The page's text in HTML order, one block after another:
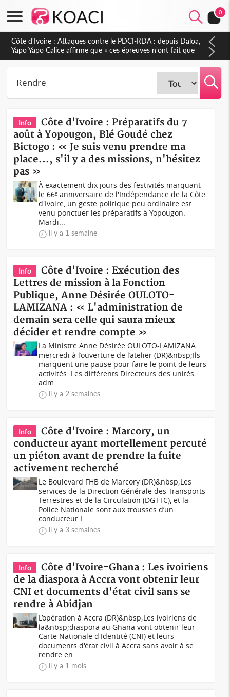
0
Côte d'Ivoire : Le Colonel-Major Fofié Kouakou est décédé,
l'armée perd une figure de la 2e Région militaire
Info
Côte d'Ivoire : Préparatifs du 7
août à Yopougon, Blé Goudé chez
Bictogo : « Je suis venu prendre ma
place..., s'il y a des missions, n'hésitez
pas »
À exactement dix jours des festivités marquant
le 66ᵉ anniversaire de l'Indépendance de la Côte
d'Ivoire, un geste politique peu ordinaire est
venu ponctuer les préparatifs à Yopougon.
Mardi...
il y a 1 semaine
Info
Côte d'Ivoire : Exécution des
Lettres de mission à la Fonction
Publique, Anne Désirée OULOTO-
LAMIZANA : « L'administration de
demain sera celle qui saura mieux
décider et rendre compte »
La Ministre Anne Désirée OULOTO-LAMIZANA
mercredi à l’ouverture de l’atelier (DR)&nbsp;Ils
marquent une pause pour faire le point de leurs
activités. Les différents Directeurs des unités
adm...
il y a 2 semaines
Info
Côte d'Ivoire : Marcory, un
conducteur ayant mortellement percuté
un piéton avant de prendre la fuite
activement recherché
Le Boulevard FHB de Marcory (DR)&nbsp;Les
services de la Direction Générale des Transports
Terrestres et de la Circulation (DGTTC), et la
Police Nationale sont aux trousses d’un
conducteur.L...
il y a 3 semaines
Info
Côte d'Ivoire-Ghana : Les ivoiriens
de la diaspora à Accra vont obtenir leur
CNI et documents d'état civil sans se
rendre à Abidjan
L’opération à Accra (DR)&nbsp;Les ivoiriens de
la&nbsp;diaspora au Ghana vont obtenir leur
Carte Nationale d'Identité (CNI) et leurs
documents d'état civil à Accra sans avoir à se
rendre en...
il y a 1 mois